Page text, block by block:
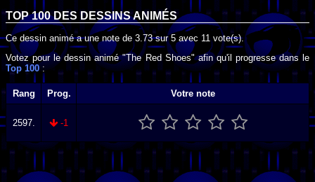
TOP 100 DESDESSINS ANIMÉS
Ce dessin animé a une note de3.73sur5 avec 11vote(s).
Votez pour le dessin animé "The Red Shoes" afin qu'il progresse dans le
Top 100 :
Rang Prog. Votre note
2597. -1